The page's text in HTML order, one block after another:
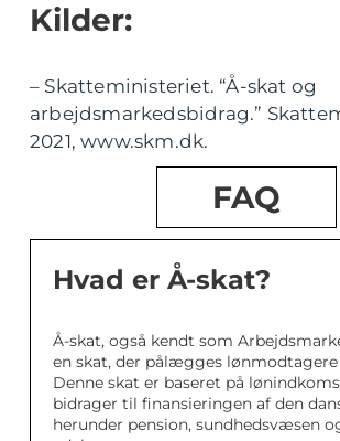
Kilder:
– Skatteministeriet. “Å-skat og
arbejdsmarkedsbidrag.”
2021, www.skm.dk.
FAQ
Hvad er Å-skat?
Å-skat, også kendt som
en skat, der pålægges
Denne skat er baseret på
bidrager til finansieringen af den
herunder pension, sundhedsvæsen